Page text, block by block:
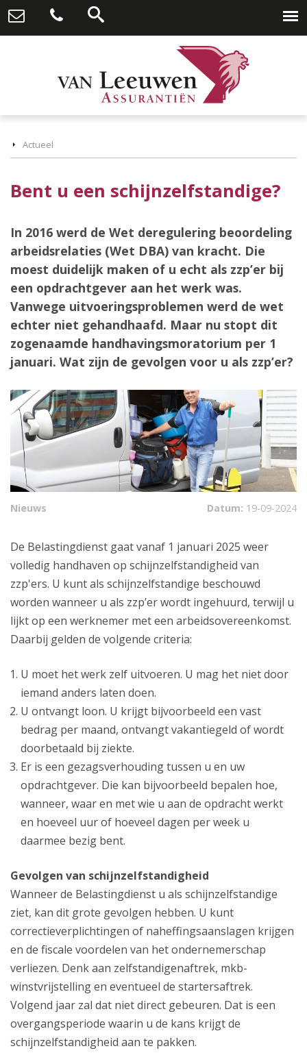
Actueel
Bent u een schijnzelfstandige?
In 2016 werd de Wet deregulering beoordeling
arbeidsrelaties (Wet DBA) van kracht. Die
moest duidelijk maken of u echt als zzp’er bij
een opdrachtgever aan het werk was.
Vanwege uitvoeringsproblemen werd de wet
echter niet gehandhaafd. Maar nu stopt dit
zogenaamde handhavingsmoratorium per 1
januari. Wat zijn de gevolgen voor u als zzp’er?
Nieuws Datum: 19-09-2024
De Belastingdienst gaat vanaf 1 januari 2025 weer
volledig handhaven op schijnzelfstandigheid van
zzp'ers. U kunt als schijnzelfstandige beschouwd
worden wanneer u als zzp’er wordt ingehuurd, terwijl u
lijkt op een werknemer met een arbeidsovereenkomst.
Daarbij gelden de volgende criteria:
U moet het werk zelf uitvoeren. U mag het niet door
iemand anders laten doen.
U ontvangt loon. U krijgt bijvoorbeeld een vast
bedrag per maand, ontvangt vakantiegeld of wordt
doorbetaald bij ziekte.
Er is een gezagsverhouding tussen u en uw
opdrachtgever. Die kan bijvoorbeeld bepalen hoe,
wanneer, waar en met wie u aan de opdracht werkt
en hoeveel uur of hoeveel dagen per week u
daarmee bezig bent.
Gevolgen van schijnzelfstandigheid
Wanneer de Belastingdienst u als schijnzelfstandige
ziet, kan dit grote gevolgen hebben. U kunt
correctieverplichtingen of naheffingsaanslagen krijgen
en de fiscale voordelen van het ondernemerschap
verliezen. Denk aan zelfstandigenaftrek, mkb-
winstvrijstelling en eventueel de startersaftrek.
Volgend jaar zal dat niet direct gebeuren. Dat is een
overgangsperiode waarin u de kans krijgt de
schijnzelfstandigheid aan te pakken.